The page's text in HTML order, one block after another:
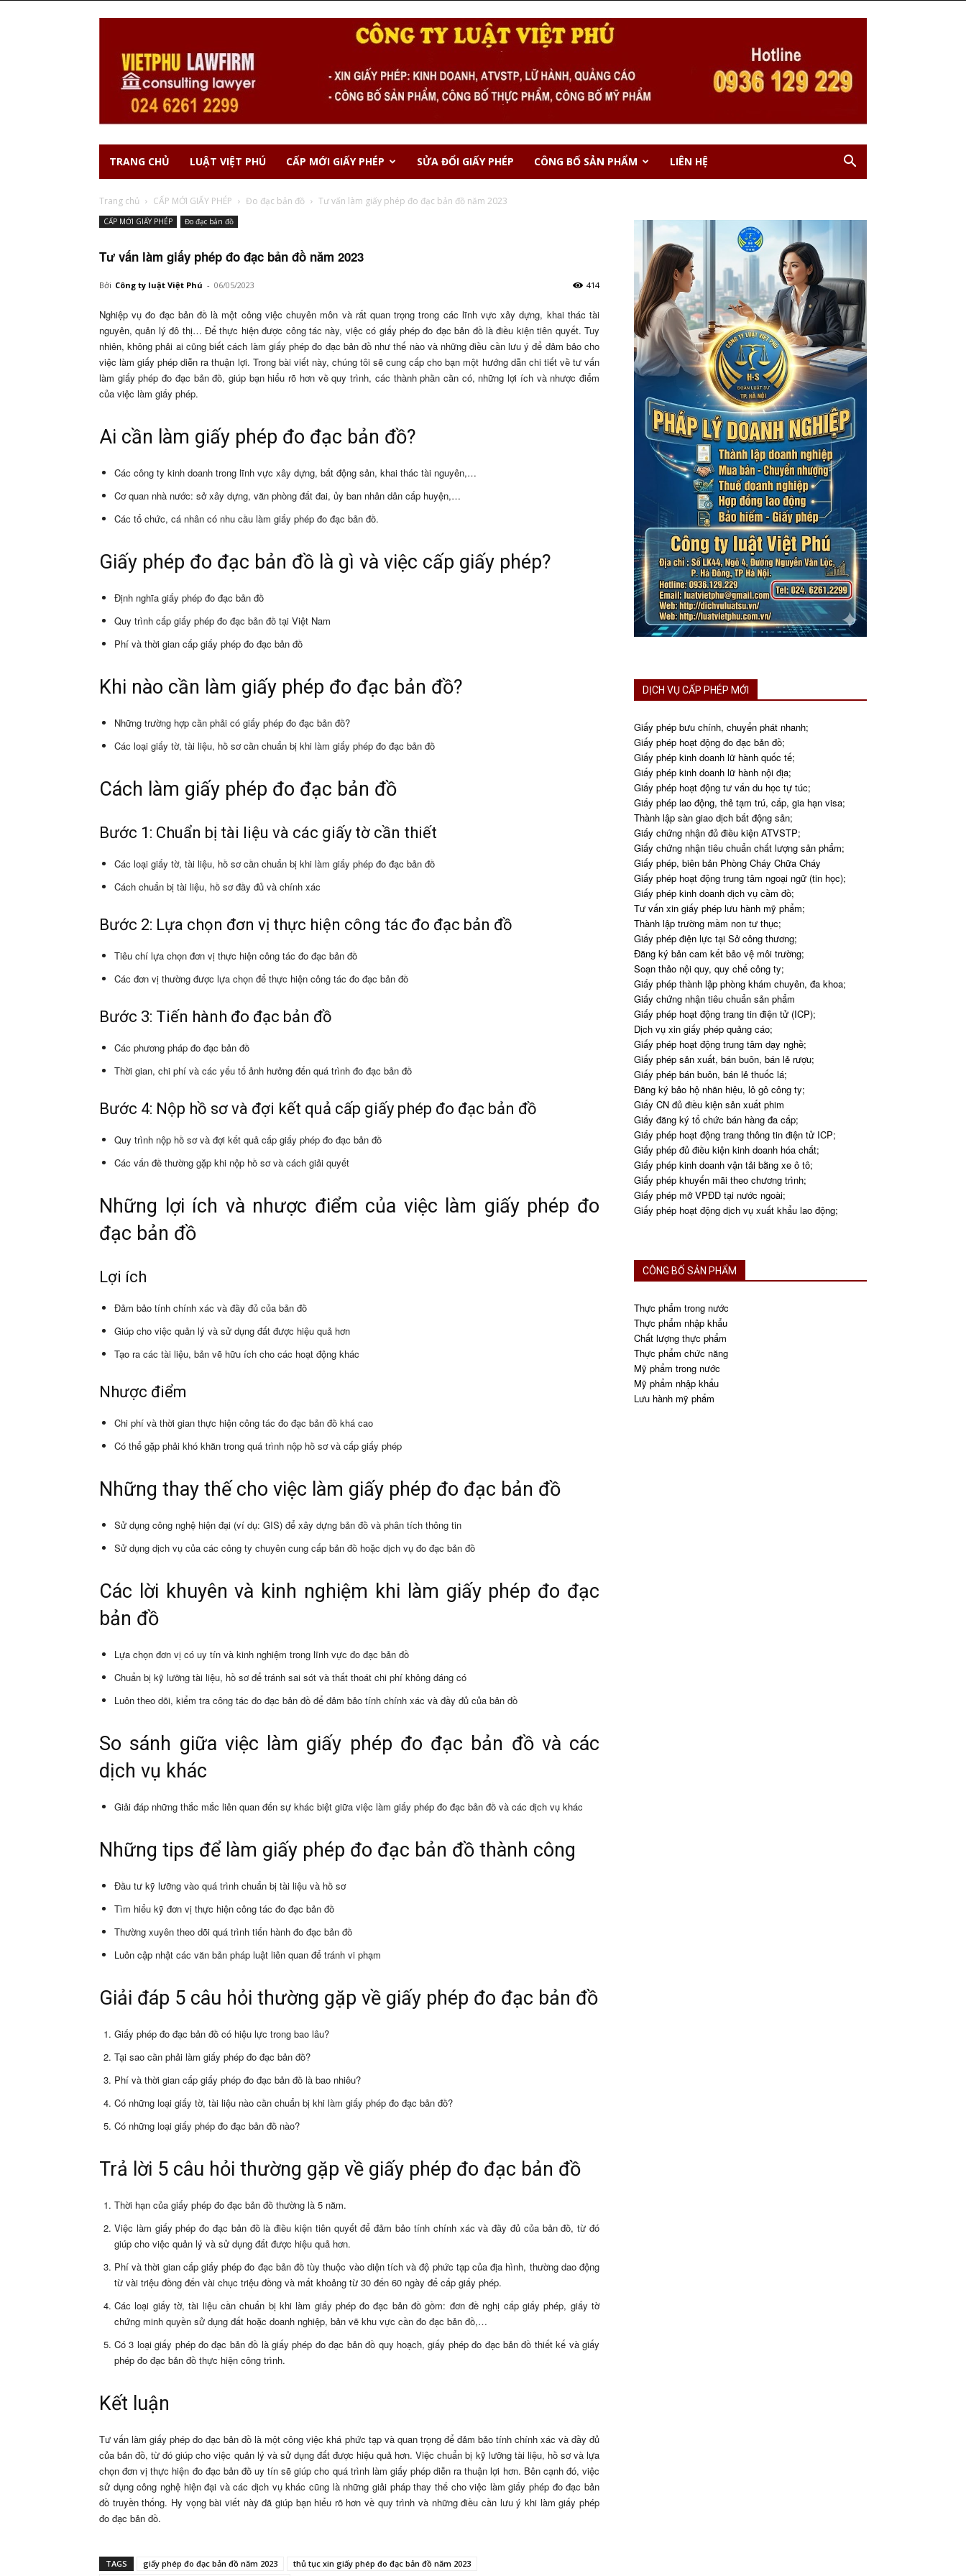
TRANG CHỦ LUẬT VIỆT PHÚ CẤP MỚI GIẤY PHÉP SỬA ĐỔI GIẤY PHÉP CÔNG BỐ SẢN PHẨM LIÊN HỆ
Trang chủ CẤP MỚI GIẤY PHÉP Đo đạc bản đồ Tư vấn làm giấy phép đo đạc bản đồ năm 2023
CẤP MỚI GIẤY PHÉP Đo đạc bản đồ
Tư vấn làm giấy phép đo đạc bản đồ năm 2023
Bởi Công ty luật Việt Phú - 06/05/2023 414
Nghiệp vụ đo đạc bản đồ là một công việc chuyên môn và rất quan trọng trong các lĩnh vực xây dựng, khai thác tài
nguyên, quản lý đô thị… Để thực hiện được công tác này, việc có giấy phép đo đạc bản đồ là điều kiện tiên quyết. Tuy
nhiên, không phải ai cũng biết cách làm giấy phép đo đạc bản đồ như thế nào và những điều cần lưu ý để đảm bảo cho
việc làm giấy phép diễn ra thuận lợi. Trong bài viết này, chúng tôi sẽ cung cấp cho bạn một hướng dẫn chi tiết về tư vấn
làm giấy phép đo đạc bản đồ, giúp bạn hiểu rõ hơn về quy trình, các thành phần cần có, những lợi ích và nhược điểm
của việc làm giấy phép.
Ai cần làm giấy phép đo đạc bản đồ?
Các công ty kinh doanh trong lĩnh vực xây dựng, bất động sản, khai thác tài nguyên,…
Cơ quan nhà nước: sở xây dựng, văn phòng đất đai, ủy ban nhân dân cấp huyện,…
Các tổ chức, cá nhân có nhu cầu làm giấy phép đo đạc bản đồ.
Giấy phép đo đạc bản đồ là gì và việc cấp giấy phép?
Định nghĩa giấy phép đo đạc bản đồ
Quy trình cấp giấy phép đo đạc bản đồ tại Việt Nam
Phí và thời gian cấp giấy phép đo đạc bản đồ
Khi nào cần làm giấy phép đo đạc bản đồ?
Những trường hợp cần phải có giấy phép đo đạc bản đồ?
Các loại giấy tờ, tài liệu, hồ sơ cần chuẩn bị khi làm giấy phép đo đạc bản đồ
Cách làm giấy phép đo đạc bản đồ
Bước 1: Chuẩn bị tài liệu và các giấy tờ cần thiết
Các loại giấy tờ, tài liệu, hồ sơ cần chuẩn bị khi làm giấy phép đo đạc bản đồ
Cách chuẩn bị tài liệu, hồ sơ đầy đủ và chính xác
Bước 2: Lựa chọn đơn vị thực hiện công tác đo đạc bản đồ
Tiêu chí lựa chọn đơn vị thực hiện công tác đo đạc bản đồ
Các đơn vị thường được lựa chọn để thực hiện công tác đo đạc bản đồ
Bước 3: Tiến hành đo đạc bản đồ
Các phương pháp đo đạc bản đồ
Thời gian, chi phí và các yếu tố ảnh hưởng đến quá trình đo đạc bản đồ
Bước 4: Nộp hồ sơ và đợi kết quả cấp giấy phép đo đạc bản đồ
Quy trình nộp hồ sơ và đợi kết quả cấp giấy phép đo đạc bản đồ
Các vấn đề thường gặp khi nộp hồ sơ và cách giải quyết
Những lợi ích và nhược điểm của việc làm giấy phép đo
đạc bản đồ
Lợi ích
Đảm bảo tính chính xác và đầy đủ của bản đồ
Giúp cho việc quản lý và sử dụng đất được hiệu quả hơn
Tạo ra các tài liệu, bản vẽ hữu ích cho các hoạt động khác
Nhược điểm
Chi phí và thời gian thực hiện công tác đo đạc bản đồ khá cao
Có thể gặp phải khó khăn trong quá trình nộp hồ sơ và cấp giấy phép
Những thay thế cho việc làm giấy phép đo đạc bản đồ
Sử dụng công nghệ hiện đại (ví dụ: GIS) để xây dựng bản đồ và phân tích thông tin
Sử dụng dịch vụ của các công ty chuyên cung cấp bản đồ hoặc dịch vụ đo đạc bản đồ
Các lời khuyên và kinh nghiệm khi làm giấy phép đo đạc
bản đồ
Lựa chọn đơn vị có uy tín và kinh nghiệm trong lĩnh vực đo đạc bản đồ
Chuẩn bị kỹ lưỡng tài liệu, hồ sơ để tránh sai sót và thất thoát chi phí không đáng có
Luôn theo dõi, kiểm tra công tác đo đạc bản đồ để đảm bảo tính chính xác và đầy đủ của bản đồ
So sánh giữa việc làm giấy phép đo đạc bản đồ và các
dịch vụ khác
Giải đáp những thắc mắc liên quan đến sự khác biệt giữa việc làm giấy phép đo đạc bản đồ và các dịch vụ khác
Những tips để làm giấy phép đo đạc bản đồ thành công
Đầu tư kỹ lưỡng vào quá trình chuẩn bị tài liệu và hồ sơ
Tìm hiểu kỹ đơn vị thực hiện công tác đo đạc bản đồ
Thường xuyên theo dõi quá trình tiến hành đo đạc bản đồ
Luôn cập nhật các văn bản pháp luật liên quan để tránh vi phạm
Giải đáp 5 câu hỏi thường gặp về giấy phép đo đạc bản đồ
Giấy phép đo đạc bản đồ có hiệu lực trong bao lâu?
Tại sao cần phải làm giấy phép đo đạc bản đồ?
Phí và thời gian cấp giấy phép đo đạc bản đồ là bao nhiêu?
Có những loại giấy tờ, tài liệu nào cần chuẩn bị khi làm giấy phép đo đạc bản đồ?
Có những loại giấy phép đo đạc bản đồ nào?
Trả lời 5 câu hỏi thường gặp về giấy phép đo đạc bản đồ
Thời hạn của giấy phép đo đạc bản đồ thường là 5 năm.
Việc làm giấy phép đo đạc bản đồ là điều kiện tiên quyết để đảm bảo tính chính xác và đầy đủ của bản đồ, từ đó
giúp cho việc quản lý và sử dụng đất được hiệu quả hơn.
Phí và thời gian cấp giấy phép đo đạc bản đồ tùy thuộc vào diện tích và độ phức tạp của địa hình, thường dao động
từ vài triệu đồng đến vài chục triệu đồng và mất khoảng từ 30 đến 60 ngày để cấp giấy phép.
Các loại giấy tờ, tài liệu cần chuẩn bị khi làm giấy phép đo đạc bản đồ gồm: đơn đề nghị cấp giấy phép, giấy tờ
chứng minh quyền sử dụng đất hoặc doanh nghiệp, bản vẽ khu vực cần đo đạc bản đồ,…
Có 3 loại giấy phép đo đạc bản đồ là giấy phép đo đạc bản đồ quy hoạch, giấy phép đo đạc bản đồ thiết kế và giấy
phép đo đạc bản đồ thực hiện công trình.
Kết luận
Tư vấn làm giấy phép đo đạc bản đồ là một công việc khá phức tạp và quan trọng để đảm bảo tính chính xác và đầy đủ
của bản đồ, từ đó giúp cho việc quản lý và sử dụng đất được hiệu quả hơn. Việc chuẩn bị kỹ lưỡng tài liệu, hồ sơ và lựa
chọn đơn vị thực hiện đo đạc bản đồ uy tín sẽ giúp cho quá trình làm giấy phép diễn ra thuận lợi hơn. Bên cạnh đó, việc
sử dụng công nghệ hiện đại và các dịch vụ khác cũng là những giải pháp thay thế cho việc làm giấy phép đo đạc bản
đồ truyền thống. Hy vọng bài viết này đã giúp bạn hiểu rõ hơn về quy trình và những điều cần lưu ý khi làm giấy phép
đo đạc bản đồ.
TAGS giấy phép đo đạc bản đồ năm 2023
thủ tục xin giấy phép đo đạc bản đồ năm 2023
DỊCH VỤ CẤP PHÉP MỚI
Giấy phép bưu chính, chuyển phát nhanh;
Giấy phép hoạt động đo đạc bản đồ;
Giấy phép kinh doanh lữ hành quốc tế;
Giấy phép kinh doanh lữ hành nội địa;
Giấy phép hoạt động tư vấn du học tự túc;
Giấy phép lao động, thẻ tạm trú, cấp, gia hạn visa;
Thành lập sàn giao dịch bất động sản;
Giấy chứng nhận đủ điều kiện ATVSTP;
Giấy chứng nhận tiêu chuẩn chất lượng sản phẩm;
Giấy phép, biên bản Phòng Cháy Chữa Cháy
Giấy phép hoạt động trung tâm ngoại ngữ (tin học);
Giấy phép kinh doanh dịch vụ cầm đồ;
Tư vấn xin giấy phép lưu hành mỹ phẩm;
Thành lập trường mầm non tư thục;
Giấy phép điện lực tại Sở công thương;
Đăng ký bản cam kết bảo vệ môi trường;
Soạn thảo nội quy, quy chế công ty;
Giấy phép thành lập phòng khám chuyên, đa khoa;
Giấy chứng nhận tiêu chuẩn sản phẩm
Giấy phép hoạt động trang tin điện tử (ICP);
Dịch vụ xin giấy phép quảng cáo;
Giấy phép hoạt động trung tâm dạy nghề;
Giấy phép sản xuất, bán buôn, bán lẻ rượu;
Giấy phép bán buôn, bán lẻ thuốc lá;
Đăng ký bảo hộ nhãn hiệu, lô gô công ty;
Giấy CN đủ điều kiện sản xuất phim
Giấy đăng ký tổ chức bán hàng đa cấp;
Giấy phép hoạt động trang thông tin điện tử ICP;
Giấy phép đủ điều kiện kinh doanh hóa chất;
Giấy phép kinh doanh vận tải bằng xe ô tô;
Giấy phép khuyến mãi theo chương trình;
Giấy phép mở VPĐD tại nước ngoài;
Giấy phép hoạt động dịch vụ xuất khẩu lao động;
CÔNG BỐ SẢN PHẨM
Thực phẩm trong nước
Thực phẩm nhập khẩu
Chất lượng thực phẩm
Thực phẩm chức năng
Mỹ phẩm trong nước
Mỹ phẩm nhập khẩu
Lưu hành mỹ phẩm